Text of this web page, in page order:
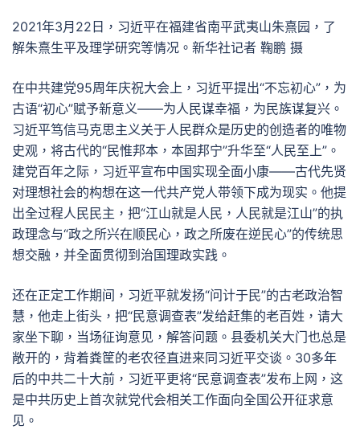
2021年3月22日，习近平在福建省南平武夷山朱熹园，了
解朱熹生平及理学研究等情况。新华社记者 鞠鹏 摄
在中共建党95周年庆祝大会上，习近平提出“不忘初心”，为
古语“初心”赋予新意义——为人民谋幸福，为民族谋复兴。
习近平笃信马克思主义关于人民群众是历史的创造者的唯物
史观，将古代的“民惟邦本，本固邦宁”升华至“人民至上”。
建党百年之际，习近平宣布中国实现全面小康——古代先贤
对理想社会的构想在这一代共产党人带领下成为现实。他提
出全过程人民民主，把“江山就是人民，人民就是江山”的执
政理念与“政之所兴在顺民心，政之所废在逆民心”的传统思
想交融，并全面贯彻到治国理政实践。
还在正定工作期间，习近平就发扬“问计于民”的古老政治智
慧，他走上街头，把“民意调查表”发给赶集的老百姓，请大
家坐下聊，当场征询意见，解答问题。县委机关大门也总是
敞开的，背着粪筐的老农径直进来同习近平交谈。30多年
后的中共二十大前，习近平更将“民意调查表”发布上网，这
是中共历史上首次就党代会相关工作面向全国公开征求意
见。